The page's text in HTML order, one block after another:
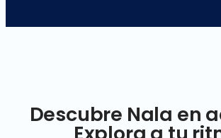
Descubre Nala en